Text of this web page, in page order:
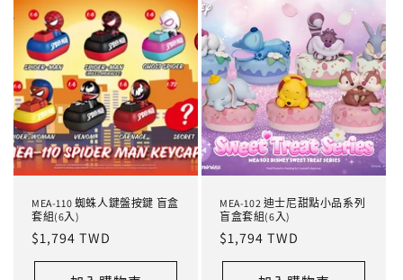
MEA-110 蜘蛛人鍵盤按鍵 盲盒
套組(6入)
定
價
$1,794 TWD
MEA-102 迪士尼甜點小品系列
盲盒套組(6入)
定
價
$1,794 TWD